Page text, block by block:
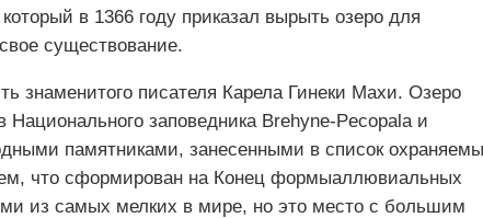
в 1366 году приказал вырыть озеро для
существование.
знаменитого писателя Карела Гинеки Махи. Озеро
Национального заповедника Brehyne-Pecopala и
памятниками, занесенными в список
что сформирован на Конец формыаллювиальных
из самых мелких в мире, но это место с большим